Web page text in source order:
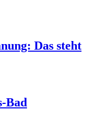
Das steht
Bad